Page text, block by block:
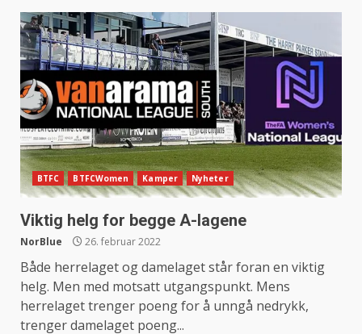
BTFC BTFCWomen Kamper Nyheter
Viktig helg for begge A-lagene
NorBlue 26. februar 2022
Både herrelaget og damelaget står foran en viktig
helg. Men med motsatt utgangspunkt. Mens
herrelaget trenger poeng for å unngå nedrykk,
trenger damelaget poeng...